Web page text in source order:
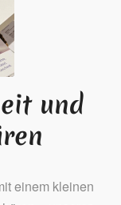
und
einem kleinen